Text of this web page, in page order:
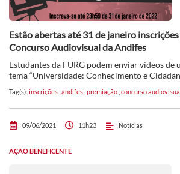
Estão abertas até 31 de janeiro
Concurso Audiovisual da Andifes
Estudantes da FURG podem enviar vídeos de
tema “Universidade: Conhecimento e
Tag(s): inscrições andifes premiação concurso
09/06/2021 11h23 Notícias
AÇÃO BENEFICENTE